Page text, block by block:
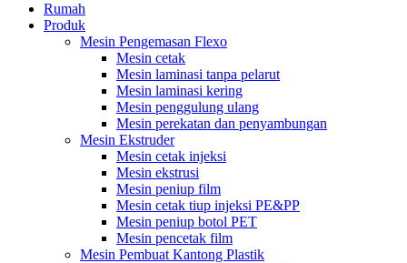
Rumah
Produk
Mesin Pengemasan Flexo
Mesin cetak
Mesin laminasi tanpa pelarut
Mesin laminasi kering
Mesin penggulung ulang
Mesin perekatan dan penyambungan
Mesin Ekstruder
Mesin cetak injeksi
Mesin ekstrusi
Mesin peniup film
Mesin cetak tiup injeksi PE&PP
Mesin peniup botol PET
Mesin pencetak film
Mesin Pembuat Kantong Plastik